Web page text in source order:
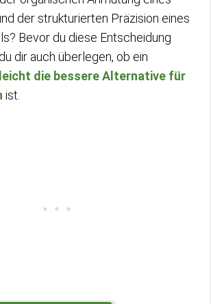
der strukturierten Präzision eines
Bevor du diese Entscheidung
dir auch überlegen, ob ein
die bessere Alternative für
ist.